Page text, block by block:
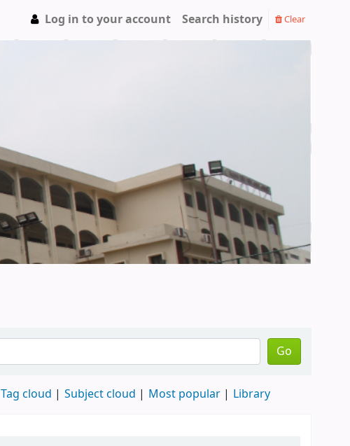
Log in to your account Search history Clear
Go
Tag cloud Subject cloud Most popular Library